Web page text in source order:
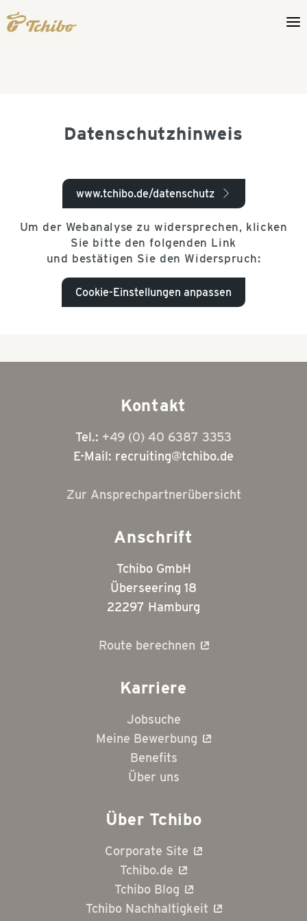
Datenschutzhinweis
www.tchibo.de/datenschutz arrow_right
Um der Webanalyse zu widersprechen, klicken
Sie bitte den folgenden Link
und bestätigen Sie den Widerspruch:
Cookie-Einstellungen anpassen
Kontakt
Tel.: +49 (0) 40 6387 3353
E-Mail: recruiting@tchibo.de
Zur Ansprechpartnerübersicht
Anschrift
Tchibo GmbH
Überseering 18
22297 Hamburg
Route berechnen
Karriere
Jobsuche
Meine Bewerbung
Benefits
Über uns
Über Tchibo
Corporate Site
Tchibo.de
Tchibo Blog
Tchibo Nachhaltigkeit